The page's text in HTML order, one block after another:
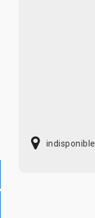
indisponible